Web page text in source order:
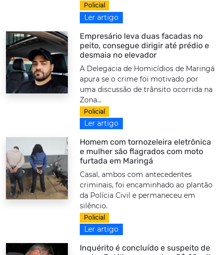
Policial
Ler artigo
Empresário leva duas facadas no
peito, consegue dirigir até prédio e
desmaia no elevador
A Delegacia de Homicídios de Maringá
apura se o crime foi motivado por
uma discussão de trânsito ocorrida na
Zona...
Policial
Ler artigo
Homem com tornozeleira eletrônica
e mulher são flagrados com moto
furtada em Maringá
Casal, ambos com antecedentes
criminais, foi encaminhado ao plantão
da Polícia Civil e permaneceu em
silêncio.
Policial
Ler artigo
Inquérito é concluído e suspeito de